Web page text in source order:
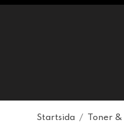
Startsida / Toner &